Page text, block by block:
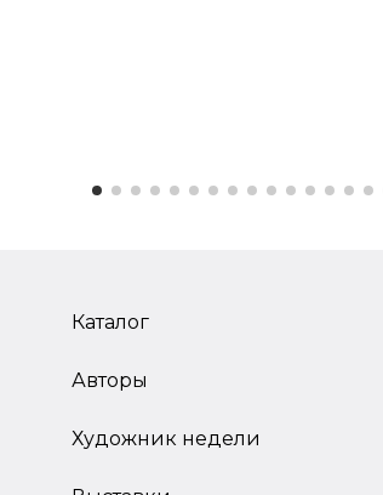
Каталог
Авторы
Художник недели